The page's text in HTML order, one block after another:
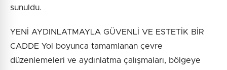
sunuldu.
YENİ AYDINLATMAYLA GÜVENLİ VE ESTETİK BİR
CADDE Yol boyunca tamamlanan çevre
düzenlemeleri ve aydınlatma çalışmaları, bölgeye